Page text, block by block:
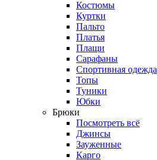
Костюмы
Куртки
Пальто
Платья
Плащи
Сарафаны
Спортивная одежда
Топы
Туники
Юбки
Брюки
Посмотреть всё
Джинсы
Зауженные
Карго